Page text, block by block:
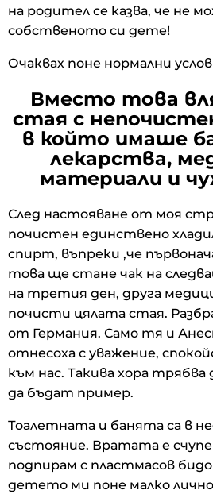
на родител се казва, че не
собственото си дете!
Очаквах поне нормални
Вместо това
стая с
в който имаше
лекарства,
материали и
След настояване от моя
почистен единствено
спирт, въпреки ,че
това ще стане чак на
на третия ден, друга
почисти цялата стая.
от Германия. Само тя и
отнесоха с уважение,
към нас. Такива хора
да бъдат пример.
Тоалетната и банята са в
състояние. Вратата е
подпирам с пластмасов
детето ми поне малко